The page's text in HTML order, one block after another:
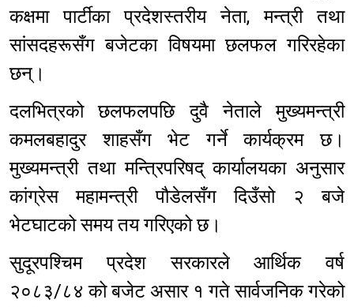
कक्षमा पार्टीका प्रदेशस्तरीय नेता, मन्त्री तथा
सांसदहरूसँग बजेटका विषयमा छलफल गरिरहेका
छन्।
दलभित्रको छलफलपछि दुवै नेताले मुख्यमन्त्री
कमलबहादुर शाहसँग भेट गर्ने कार्यक्रम छ।
मुख्यमन्त्री तथा मन्त्रिपरिषद् कार्यालयका अनुसार
कांग्रेस महामन्त्री पौडेलसँग दिउँसो २ बजे
भेटघाटको समय तय गरिएको छ।
सुदूरपश्चिम प्रदेश सरकारले आर्थिक वर्ष
२०८३/८४ को बजेट असार १ गते सार्वजनिक गरेको